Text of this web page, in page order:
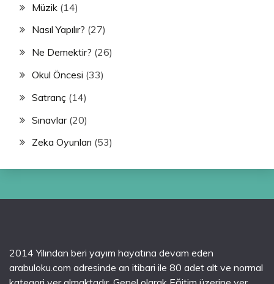
Müzik (14)
Nasıl Yapılır? (27)
Ne Demektir? (26)
Okul Öncesi (33)
Satranç (14)
Sınavlar(20)
Zeka Oyunları (53)
2014 Yılından beri yayım hayatına devam eden
arabuloku.com adresinde an itibari ile 80 adet alt ve normal